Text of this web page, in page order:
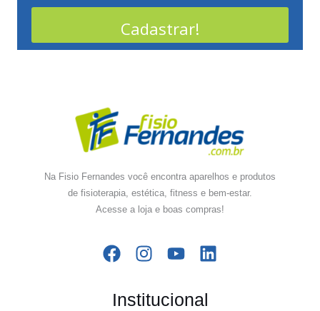
Cadastrar!
Na Fisio Fernandes você encontra aparelhos e produtos
de fisioterapia, estética, fitness e bem-estar.
Acesse a loja e boas compras!
Institucional